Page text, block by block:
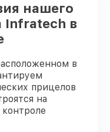
нашего
Infratech в
в
прицелов
на